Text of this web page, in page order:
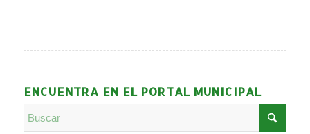
ENCUENTRA EN EL PORTAL MUNICIPAL